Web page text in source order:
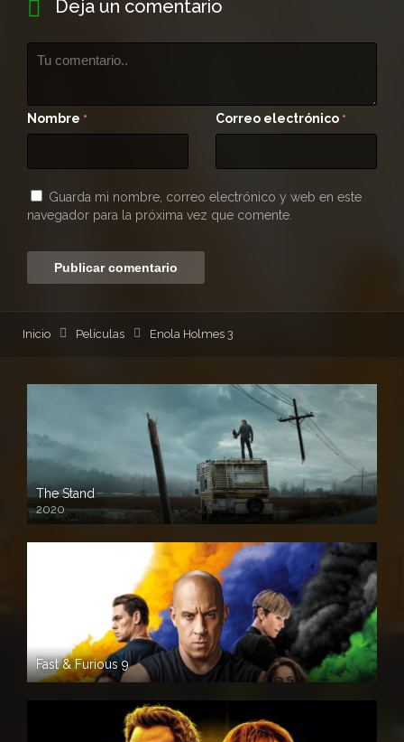
Deja un comentario
Nombre * Correo electrónico *
Guarda mi nombre, correo electrónico y web en este
navegador para la próxima vez que comente.
Inicio Películas Enola Holmes 3
The Stand
2020
Fast & Furious 9